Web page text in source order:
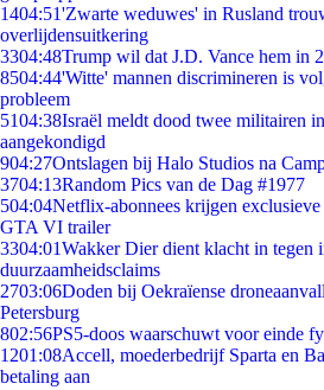
1404:51'Zwarte weduwes' in Rusland
overlijdensuitkering
3304:48Trump wil dat J.D. Vance hem in
8504:44'Witte' mannen discrimineren is
probleem
5104:38Israël meldt dood twee militairen
aangekondigd
904:27Ontslagen bij Halo Studios na
3704:13Random Pics van de Dag #1977
504:04Netflix-abonnees krijgen
GTA VI trailer
3304:01Wakker Dier dient klacht in tegen
duurzaamheidsclaims
2703:06Doden bij Oekraïense
Petersburg
802:56PS5-doos waarschuwt voor einde
1201:08Accell, moederbedrijf Sparta en
betaling aan